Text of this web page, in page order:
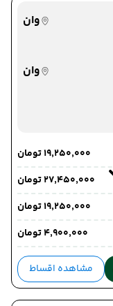
وان
وان
۱۹٬۲۵۰٬۰۰۰ تومان
۲۷٬۴۵۰٬۰۰۰ تومان
۱۹٬۲۵۰٬۰۰۰ تومان
۴٬۹۰۰٬۰۰۰ تومان
مشاهده اقساط